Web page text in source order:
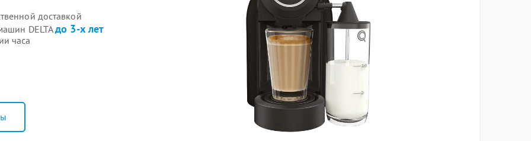
доставкой
DELTAдо 3-х лет
часа